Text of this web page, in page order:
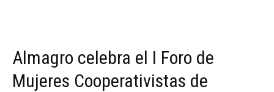
Almagro celebra el I Foro de
Mujeres Cooperativistas de